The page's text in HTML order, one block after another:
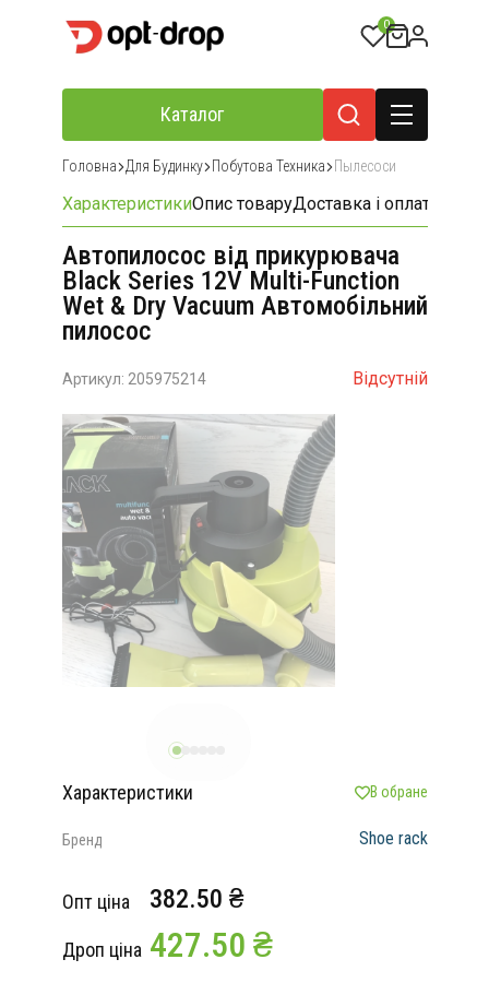
0
Каталог
Головна Для Будинку Побутова Техника Пылесоси
ХарактеристикиОпис товаруДоставка і оплата
Автопилосос від прикурювача
Black Series 12V Multi-Function
Wet & Dry Vacuum Автомобільний
пилосос
Артикул: 205975214 Відсутній
Характеристики В обране
Бренд Shoe rack
Опт ціна 382.50 ₴
Дроп ціна 427.50 ₴